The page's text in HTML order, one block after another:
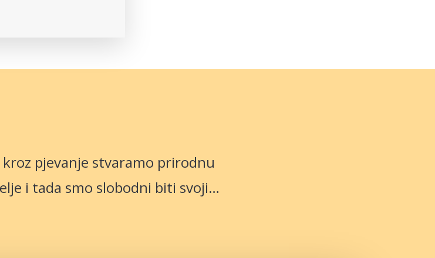
pjevanje stvaramo prirodnu
i tada smo slobodni biti svoji…